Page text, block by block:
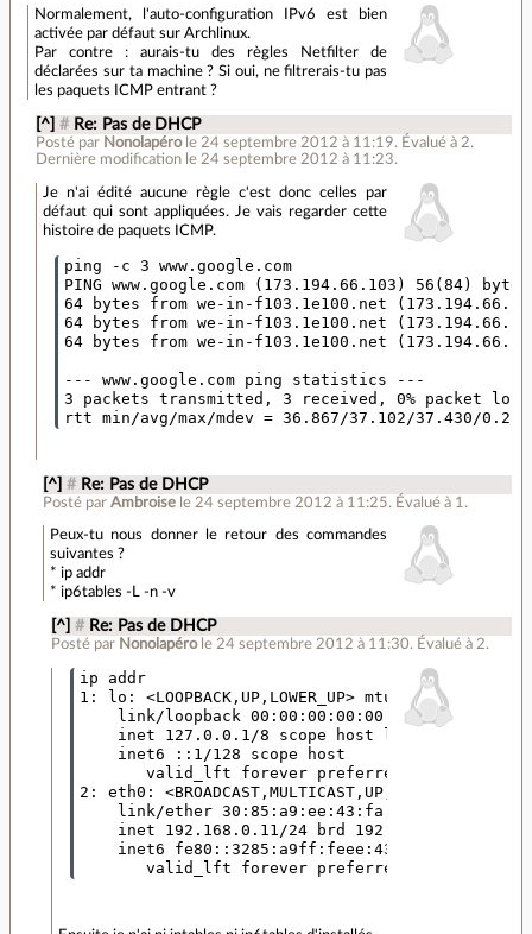
Normalement, l'auto-configuration IPv6 est bien
activée par défaut sur Archlinux.
Par contre : aurais-tu des règles Netfilter de
déclarées sur ta machine ? Si oui, ne filtrerais-tu pas
les paquets ICMP entrant ?
[^] # Re: Pas de DHCP
Posté par Nonolapéro le 24 septembre 2012 à 11:19. Évalué à 2.
Dernière modification le 24 septembre 2012 à 11:23.
Je n'ai édité aucune règle c'est donc celles par
défaut qui sont appliquées. Je vais regarder cette
histoire de paquets ICMP.
ping -c 3 www.google.com
PING www.google.com (173.194.66.103) 56(84)
64 bytes from we-in-f103.1e100.net
64 bytes from we-in-f103.1e100.net
64 bytes from we-in-f103.1e100.net
--- www.google.com ping statistics ---
3 packets transmitted, 3 received, 0% packet
[^] # Re: Pas de DHCP
Posté parAmbroise le 24 septembre 2012 à 11:25. Évalué à 1 .
Peux-tu nous donner le retour des commandes
suivantes ?
* ip addr
* ip6tables -L -n -v
[^] # Re: Pas de DHCP
Posté par Nonolapéro le 24 septembre 2012 à 11:30. Évalué à 2.
ip addr
1: lo: <LOOPBACK,UP,LOWER_UP> mtu 16436 qdisc
link/loopback 00:00:00:00:00:00 brd
    inet 127.0.0.1/8 scope host lo
    inet6 ::1/128 scope host
       valid_lft forever preferred_lft forever
2: eth0:
link/ether 30:85:a9:ee:43:fa brd
inet 192.168.0.11/24 brd 192.168.0.255
inet6 fe80::3285:a9ff:feee:43fa/64 scope